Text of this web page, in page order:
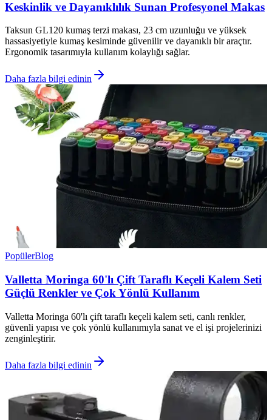
Keskinlik ve Dayanıklılık Sunan Profesyonel Makas
Taksun GL120 kumaş terzi makası, 23 cm uzunluğu ve yüksek
hassasiyetiyle kumaş kesiminde güvenilir ve dayanıklı bir araçtır.
Ergonomik tasarımıyla kullanım kolaylığı sağlar.
Daha fazla bilgi edinin
PopülerBlog
Valletta Moringa 60'lı Çift Taraflı Keçeli Kalem Seti
Güçlü Renkler ve Çok Yönlü Kullanım
Valletta Moringa 60'lı çift taraflı keçeli kalem seti, canlı renkler,
güvenli yapısı ve çok yönlü kullanımıyla sanat ve el işi projelerinizi
zenginleştirir.
Daha fazla bilgi edinin